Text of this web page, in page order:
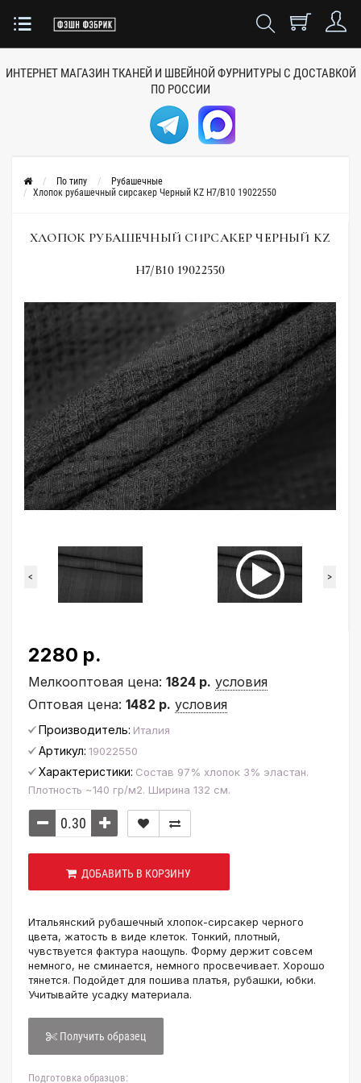
ИНТЕРНЕТ МАГАЗИН ТКАНЕЙ И ШВЕЙНОЙ ФУРНИТУРЫ С ДОСТАВКОЙ
ПО РОССИИ
По типу
Рубашечные
Хлопок рубашечный сирсакер Черный KZ H7/B10 19022550
ХЛОПОК РУБАШЕЧНЫЙ СИРСАКЕР ЧЕРНЫЙ KZ
H7/B10 19022550
< >
2280 р.
Мелкооптовая цена: 1824 р. условия
Оптовая цена: 1482 р. условия
Производитель: Италия
Артикул: 19022550
Характеристики: Состав 97% хлопок 3% эластан.
Плотность ~140 гр/м2. Ширина 132 см.
ДОБАВИТЬ В КОРЗИНУ
Итальянский рубашечный хлопок-сирсакер черного
цвета, жатость в виде клеток. Тонкий, плотный,
чувствуется фактура наощупь. Форму держит совсем
немного, не сминается, немного просвечивает. Хорошо
тянется. Подойдет для пошива платья, рубашки, юбки.
Учитывайте усадку материала.
Получить образец
Подготовка образцов: